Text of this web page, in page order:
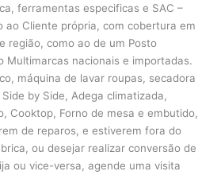
ferramentas especificas e SAC –
ao Cliente própria, com cobertura em
região, como ao de um Posto
Multimarcas nacionais e importadas.
máquina de lavar roupas, secadora
by Side, Adega climatizada,
Cooktop, Forno de mesa e embutido,
de reparos, e estiverem fora do
ou desejar realizar conversão de
ou vice-versa, agende uma visita